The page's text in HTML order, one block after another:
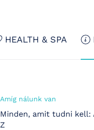
HEALTH & SPA
Amíg nálunk van
Minden, amit tudni kell:
Z